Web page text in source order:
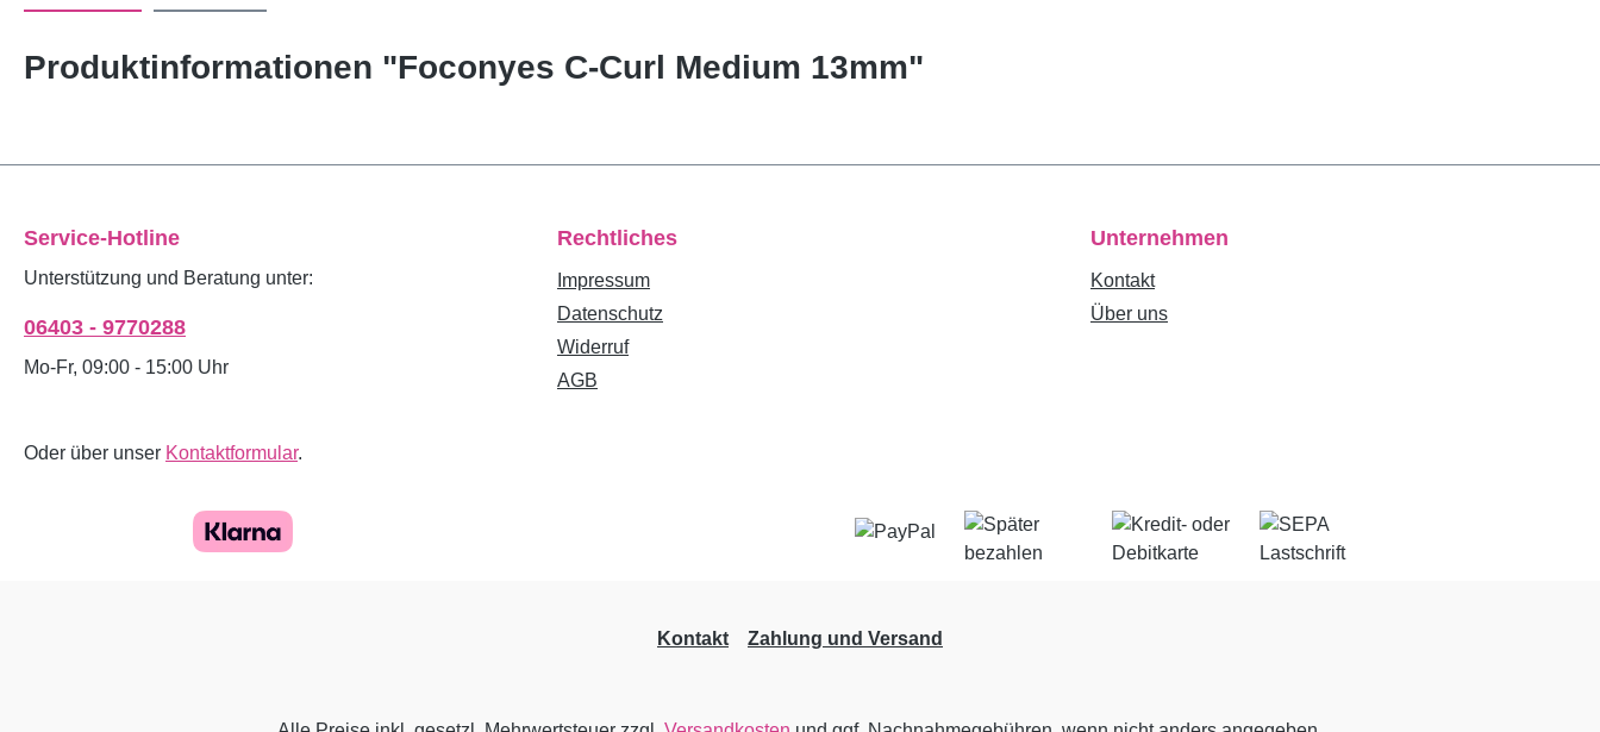
Produktinformationen "Foconyes C-Curl Medium 13mm"
Service-Hotline
Unterstützung und Beratung unter:
06403 - 9770288
Mo-Fr, 09:00 - 15:00 Uhr
Oder über unser Kontaktformular.
Rechtliches
Impressum
Datenschutz
Widerruf
AGB
Unternehmen
Kontakt
Über uns
Kontakt Zahlung und Versand